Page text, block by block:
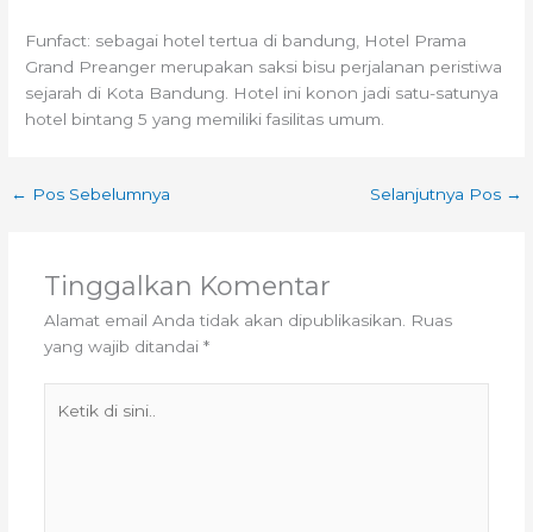
Funfact: sebagai hotel tertua di bandung, Hotel Prama
Grand Preanger merupakan saksi bisu perjalanan peristiwa
sejarah di Kota Bandung. Hotel ini konon jadi satu-satunya
hotel bintang 5 yang memiliki fasilitas umum.
← Pos Sebelumnya Selanjutnya Pos →
Tinggalkan Komentar
Alamat email Anda tidak akan dipublikasikan.
Ruas
yang wajib ditandai *